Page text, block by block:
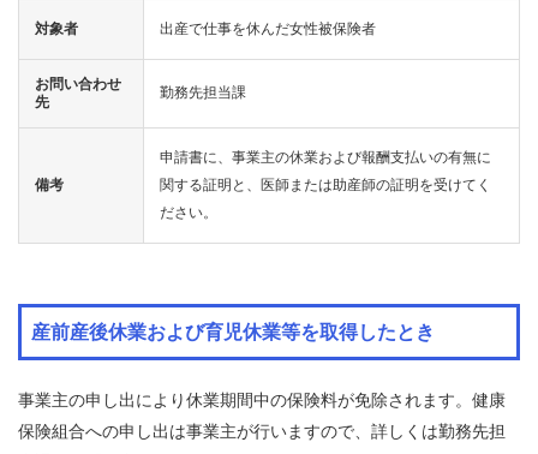
各
種
手
続
き
請
覧
よ
く
質
対象者 出産で仕事を休んだ女性被保険者
お問い合わせ
先
勤務先担当課
備考
申請書に、事業主の休業および報酬支払いの有無に
関する証明と、医師または助産師の証明を受けてく
ださい。
産前産後休業および育児休業等を取得したとき
事業主の申し出により休業期間中の保険料が免除されます。健康
保険組合への申し出は事業主が行いますので、詳しくは勤務先担